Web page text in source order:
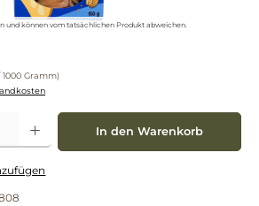
und können vom tatsächlichen Produkt abweichen.
1000 Gramm)
Wert ein oder benutze die Schaltflächen um
In den Warenkorb